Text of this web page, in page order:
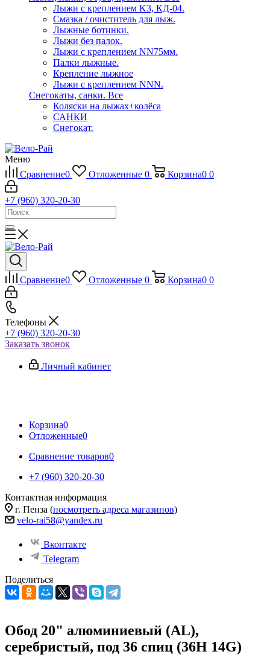
Лыжи с креплением K3, КД-04.
Смазка / очиститель для лыж.
Лыжные ботинки.
Лыжи без палок.
Лыжи с креплением NN75мм.
Палки лыжные.
Крепление лыжное
Лыжи с креплением NNN.
Снегокаты, санки. Все
Коляски на лыжах+колёса
САНКИ
Снегокат.
Меню
Сравнение0 Отложенные 0 Корзина0 0
+7 (960) 320-20-30
Сравнение0 Отложенные 0 Корзина0 0
Телефоны
+7 (960) 320-20-30
Заказать звонок
Личный кабинет
Корзина0
Отложенные0
Сравнение товаров0
+7 (960) 320-20-30
Контактная информация
г. Пенза (посмотреть адреса магазинов)
velo-rai58@yandex.ru
Вконтакте
Telegram
Поделиться
Обод 20" алюминиевый (AL),
серебристый, под 36 спиц (36H 14G)